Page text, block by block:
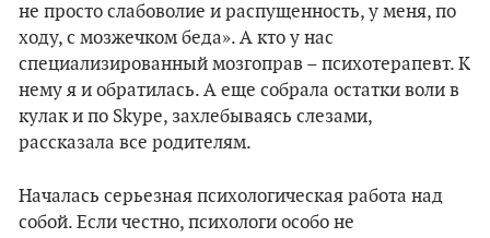
не просто слабоволие и распущенность, у меня, по
ходу, с мозжечком беда». А кто у нас
специализированный мозгоправ – психотерапевт. К
нему я и обратилась. А еще собрала остатки воли в
кулак и по Skype, захлебываясь слезами,
рассказала все родителям.
Началась серьезная психологическая работа над
собой. Если честно, психологи особо не